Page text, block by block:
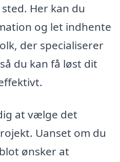
Her kan du
og let indhente
der specialiserer
du kan få løst dit
at vælge det
Uanset om du
ønsker at